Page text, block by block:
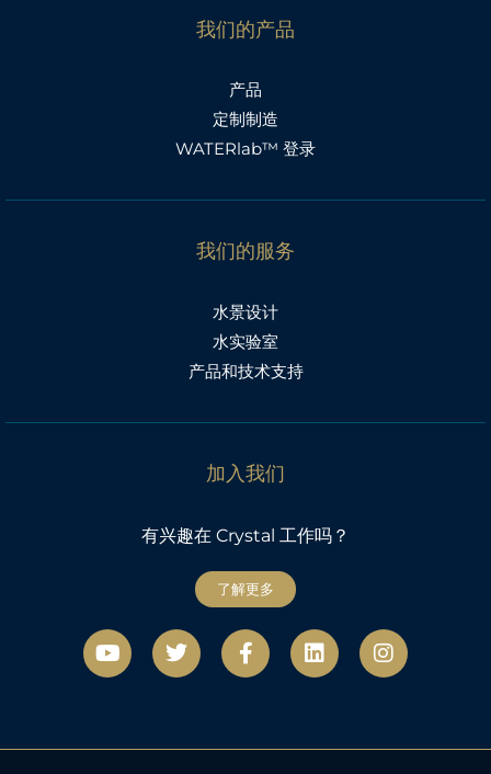
我们的产品
产品
定制制造
WATERlab™ 登录
我们的服务
水景设计
水实验室
产品和技术支持
加入我们
有兴趣在 Crystal 工作吗？
了解更多
视
频
微
博
F
a
c
o
L
i
n
d
社
交
网